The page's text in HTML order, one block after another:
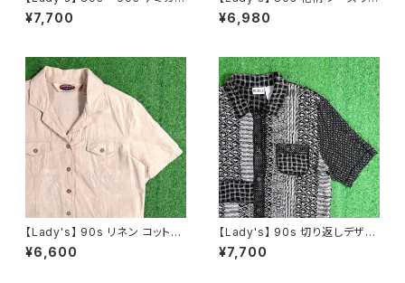
ウォッシュ デニム スカート / ア
メリカ製 USA製 80年代 90年
¥7,700
ブ ワンピース / アメリカ製 USA
製 80年代 ワンプ 古着 夏 レデ
¥6,980
【Lady's】 90s リネン コットン
開襟 シャツ / 90年代 オープン
カラー 開襟 レディース 古着 N1
¥6,600
【Lady's】 90s 切り返しデザイ
ン シャツ / 90年代 古着 半袖
レディース 2288
¥7,700